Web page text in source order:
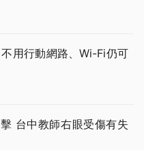
用行動網路、Wi-Fi仍可
台中教師右眼受傷有失